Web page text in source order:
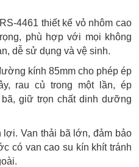
4461 thiết kế vỏ nhôm cao
phù hợp với mọi không
dễ sử dụng và vệ sinh.
kính 85mm cho phép ép
rau củ trong một lần, ép
giữ trọn chất dinh dưỡng
Van thải bã lớn, đảm bảo
có van cao su kín khít tránh